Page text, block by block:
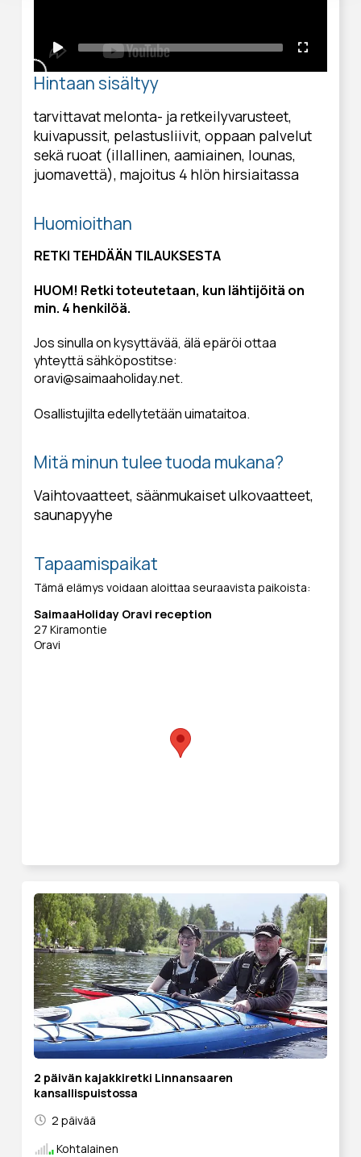
Hintaan sisältyy
tarvittavat melonta- ja retkeilyvarusteet,
kuivapussit, pelastusliivit, oppaan palvelut
sekä ruoat (illallinen, aamiainen, lounas,
juomavettä), majoitus 4 hlön hirsiaitassa
Huomioithan
RETKI TEHDÄÄN TILAUKSESTA
HUOM! Retki toteutetaan, kun lähtijöitä on
min. 4 henkilöä.
Jos sinulla on kysyttävää, älä epäröi ottaa
yhteyttä sähköpostitse:
oravi@saimaaholiday.net.
Osallistujilta edellytetään uimataitoa.
Mitä minun tulee tuoda mukana?
Vaihtovaatteet, säänmukaiset ulkovaatteet,
saunapyyhe
Tapaamispaikat
Tämä elämys voidaan aloittaa seuraavista paikoista:
SaimaaHoliday Oravi reception
27 Kiramontie
Oravi
2 päivän kajakkiretki Linnansaaren
kansallispuistossa
2 päivää
Kohtalainen